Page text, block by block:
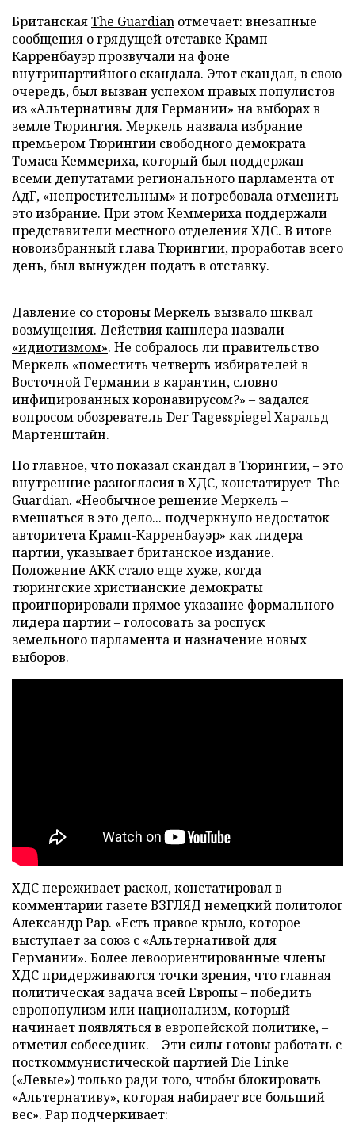
БританскаяThe Guardian отмечает: внезапные
сообщения о грядущей отставке Крамп-
Карренбауэр прозвучали на фоне
внутрипартийного скандала. Этот скандал, в свою
очередь, был вызван успехом правых популистов
из «Альтернативы для Германии» на выборах в
земле Тюрингия. Меркель назвала избрание
премьером Тюрингии свободного демократа
Томаса Кеммериха, который был поддержан
всеми депутатами регионального парламента от
АдГ, «непростительным» и потребовала отменить
это избрание. При этом Кеммериха поддержали
представители местного отделения ХДС. В итоге
новоизбранный глава Тюрингии, проработав всего
день, был вынужден подать в отставку.
Давление со стороны Меркель вызвало шквал
возмущения. Действия канцлера назвали
«идиотизмом». Не собралось ли правительство
Меркель «поместить четверть избирателей в
Восточной Германии в карантин, словно
инфицированных коронавирусом?» – задался
вопросом обозреватель Der Tagesspiegel Харальд
Мартенштайн.
Но главное, что показал скандал в Тюрингии, – это
внутренние разногласия в ХДС, констатирует The
Guardian. «Необычное решение Меркель –
вмешаться в это дело... подчеркнуло недостаток
авторитета Крамп-Карренбауэр» как лидера
партии, указывает британское издание.
Положение АКК стало еще хуже, когда
тюрингские христианские демократы
проигнорировали прямое указание формального
лидера партии – голосовать за роспуск
земельного парламента и назначение новых
выборов.
ХДС переживает раскол, констатировал в
комментарии газете ВЗГЛЯД немецкий политолог
Александр Рар. «Есть правое крыло, которое
выступает за союз с «Альтернативой для
Германии». Более левоориентированные члены
ХДС придерживаются точки зрения, что главная
политическая задача всей Европы – победить
европопулизм или национализм, который
начинает появляться в европейской политике, –
отметил собеседник. – Эти силы готовы работать с
посткоммунистической партией Die Linke
(«Левые») только ради того, чтобы блокировать
«Альтернативу», которая набирает все больший
вес». Рар подчеркивает: